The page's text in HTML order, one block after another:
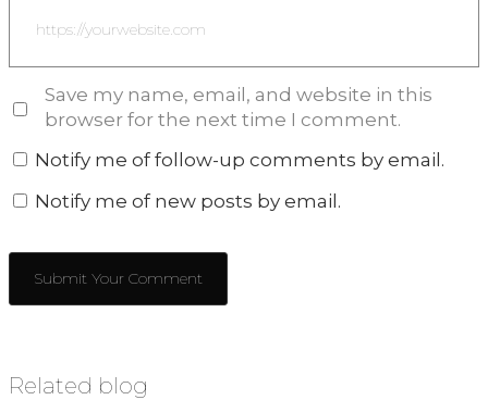
Save my name, email, and website in this
browser for the next time I comment.
Notify me of follow-up comments by email.
Notify me of new posts by email.
Related blog